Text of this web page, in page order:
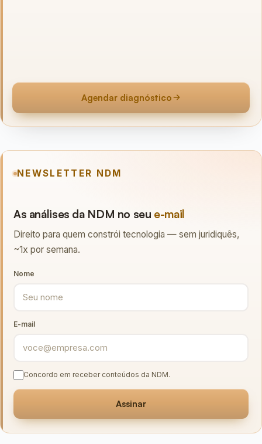
Agendar diagnóstico
NEWSLETTER NDM
As análises da NDM no seu e-mail
Direito para quem constrói tecnologia — sem juridiquês,
~1x por semana.
Nome
E-mail
Concordo em receber conteúdos da NDM.
Assinar